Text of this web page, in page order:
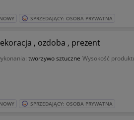
SPRZEDAJĄCY: OSOBA PRYWATNA
, ozdoba , prezent
tworzywo sztuczne Wysokość
SPRZEDAJĄCY: OSOBA PRYWATNA